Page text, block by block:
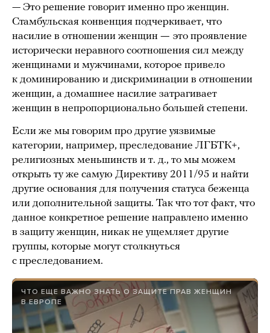
— Это решение говорит именно про женщин.
Стамбульская конвенция подчеркивает, что
насилие в отношении женщин — это проявление
исторически неравного соотношения сил между
женщинами и мужчинами, которое привело
к доминированию и дискриминации в отношении
женщин, а домашнее насилие затрагивает
женщин в непропорционально большей степени.
Если же мы говорим про другие уязвимые
категории, например, преследование ЛГБТК+,
религиозных меньшинств и т. д., то мы можем
открыть ту же самую Директиву 2011/95 и найти
другие основания для получения статуса беженца
или дополнительной защиты. Так что тот факт, что
данное конкретное решение направлено именно
в защиту женщин, никак не ущемляет другие
группы, которые могут столкнуться
с преследованием.
ЧТО ЕЩЕ ВАЖНО ЗНАТЬ О ЗАЩИТЕ ПРАВ ЖЕНЩИН
В ЕВРОПЕ